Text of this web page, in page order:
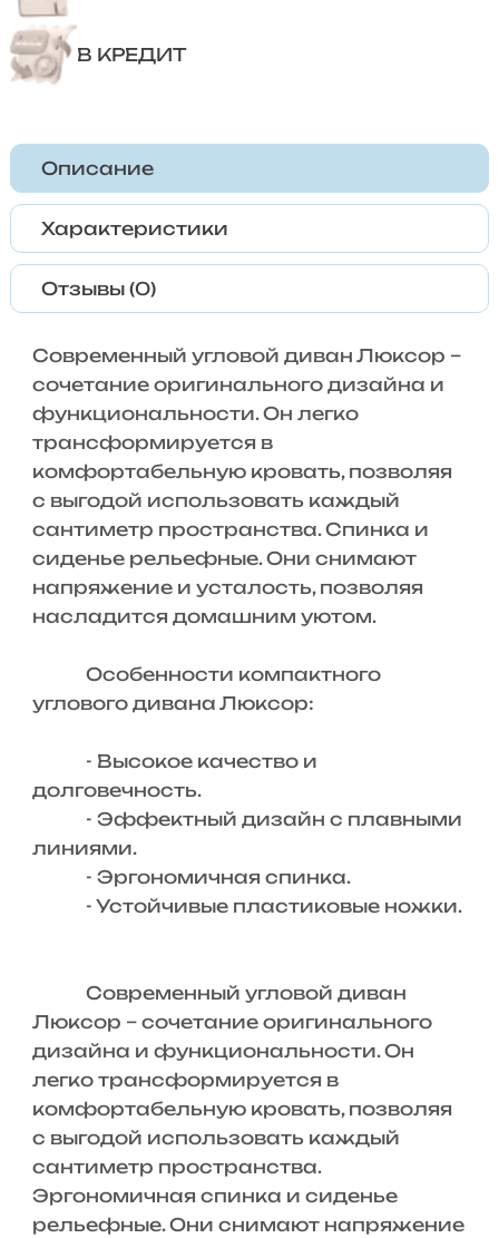
В КРЕДИТ
Описание
Характеристики
Отзывы (0)
Современный угловой диван Люксор –
сочетание оригинального дизайна и
функциональности. Он легко
трансформируется в
комфортабельную кровать, позволяя
с выгодой использовать каждый
сантиметр пространства. Спинка и
сиденье рельефные. Они снимают
напряжение и усталость, позволяя
насладится домашним уютом.
Особенности компактного
углового дивана Люксор:
- Высокое качество и
долговечность.
- Эффектный дизайн с плавными
линиями.
- Эргономичная спинка.
- Устойчивые пластиковые ножки.
Современный угловой диван
Люксор – сочетание оригинального
дизайна и функциональности. Он
легко трансформируется в
комфортабельную кровать, позволяя
с выгодой использовать каждый
сантиметр пространства.
Эргономичная спинка и сиденье
рельефные. Они снимают напряжение